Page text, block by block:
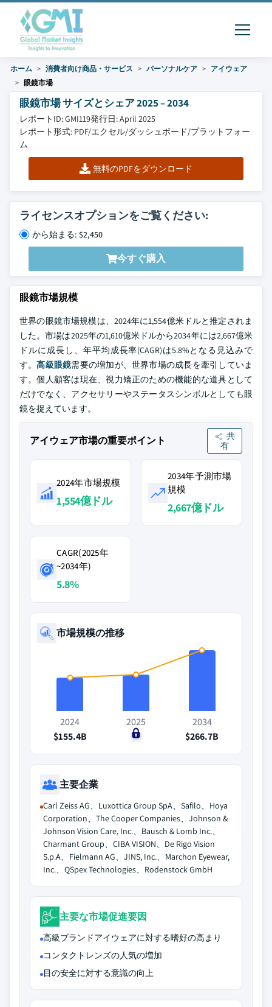
ホーム 消費者向け商品・サービス パーソナルケア
アイウェア
眼鏡市場
眼鏡市場 サイズとシェア 2025 – 2034
レポートID: GMI119発行日: April 2025
レポート形式: PDF/エクセル/ダッシュボード/プラットフォー
ム
無料のPDFをダウンロード
ライセンスオプションをご覧ください:
から始まる: $2,450
今すぐ購入
眼鏡市場規模
世界の眼鏡市場規模は、2024年に1,554億米ドルと推定されま
した。市場は2025年の1,610億米ドルから2034年には2,667億米
ドルに成長し、年平均成長率(CAGR)は5.8%となる見込みで
す。高級眼鏡需要の増加が、世界市場の成長を牽引していま
す。個人顧客は現在、視力矯正のための機能的な道具として
だけでなく、アクセサリーやステータスシンボルとしても眼
鏡を捉えています。
アイウェア市場の重要ポイント
共
有
2024年市場規模
1,554億ドル
2034年予測市場
規模
2,667億ドル
CAGR(2025年
~2034年)
5.8%
市場規模の推移
2024
$155.4B
2025
$0
2034
$266.7B
主要企業
Carl Zeiss AG、Luxottica Group SpA、Safilo、Hoya
Corporation、The Cooper Companies、Johnson &
Johnson Vision Care, Inc.、Bausch & Lomb Inc.、
Charmant Group、CIBA VISION、De Rigo Vision
S.p.A、Fielmann AG、JINS, Inc.、Marchon Eyewear,
Inc.、QSpex Technologies、Rodenstock GmbH
主要な市場促進要因
高級ブランドアイウェアに対する嗜好の高まり
コンタクトレンズの人気の増加
目の安全に対する意識の向上